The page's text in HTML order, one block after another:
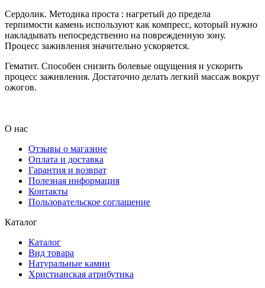
Сердолик. Методика проста : нагретый до предела
терпимости камень используют как компресс, который нужно
накладывать непосредственно на поврежденную зону.
Процесс заживления значительно ускоряется.
Гематит. Способен снизить болевые ощущения и ускорить
процесс заживления. Достаточно делать легкий массаж вокруг
ожогов.
О нас
Отзывы о магазине
Оплата и доставка
Гарантия и возврат
Полезная информация
Контакты
Пользовательское соглашение
Каталог
Каталог
Вид товара
Натуральные камни
Христианская атрибутика